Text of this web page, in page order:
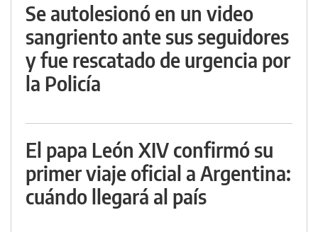
Se autolesionó en un video
sangriento ante sus seguidores
y fue rescatado de urgencia por
la Policía
El papa León XIV confirmó su
primer viaje oficial a Argentina:
cuándo llegará al país